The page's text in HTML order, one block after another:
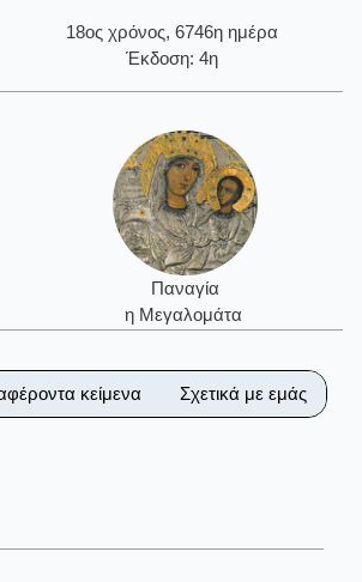
18ος χρόνος, 6746η ημέρα
Έκδοση: 4η
Παναγία
η Μεγαλομάτα
κείμενα Σχετικά με εμάς